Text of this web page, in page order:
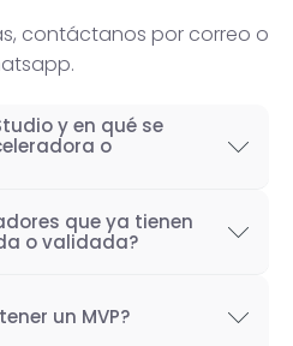
contáctanos por correo o
y en qué se
o
organización capaz
manera iterativa,
se les conoce
que ya tienen
o validada?
un proceso iterativo
un MVP?